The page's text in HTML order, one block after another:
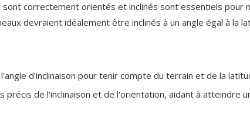
sont correctement orientés et inclinés sont essentiels pour
devraient idéalement être inclinés à un angle égal à la
d'inclinaison pour tenir compte du terrain et de la
de l'inclinaison et de l'orientation, aidant à atteindre